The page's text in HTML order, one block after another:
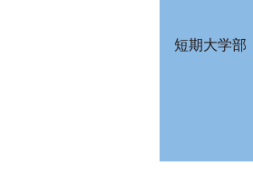
短期大学部